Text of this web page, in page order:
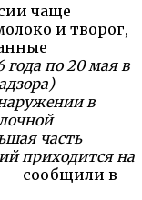
чаще
и творог,
года по 20 мая в
в
часть
приходится на
— сообщили в